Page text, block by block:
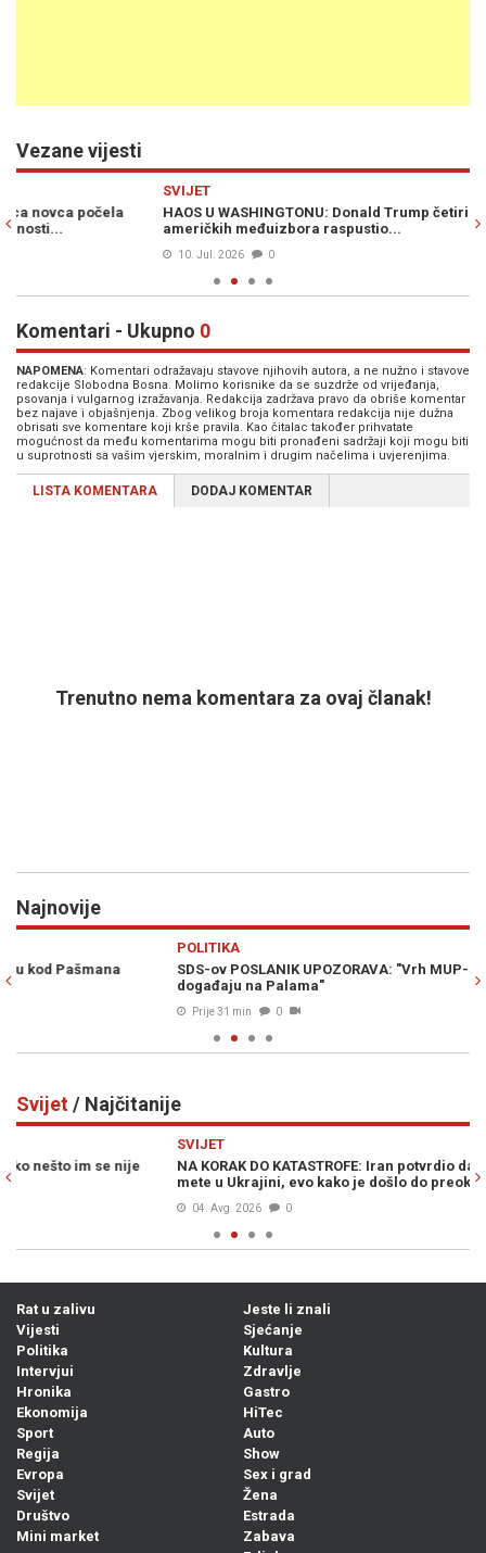
Vezane vijesti
HAOS U WASHINGTONU: Donald Trump četiri mjeseca prije
američkih međuizbora raspustio...
Komentari - Ukupno 0
NAPOMENA: Komentari odražavaju stavove njihovih autora, a ne nužno i stavove
redakcije Slobodna Bosna. Molimo korisnike da se suzdrže od vrijeđanja,
psovanja i vulgarnog izražavanja. Redakcija zadržava pravo da obriše komentar
bez najave i objašnjenja. Zbog velikog broja komentara redakcija nije dužna
obrisati sve komentare koji krše pravila. Kao čitalac također prihvatate
mogućnost da među komentarima mogu biti pronađeni sadržaji koji mogu biti
u suprotnosti sa vašim vjerskim, moralnim i drugim načelima i uvjerenjima.
LISTA KOMENTARA DODAJ KOMENTAR
Trenutno nema komentara za ovaj članak!
Najnovije
SDS-ov POSLANIK UPOZORAVA: "Vrh MUP-a RS-a lagao o
Svijet/ Najčitanije
NA KORAK DO KATASTROFE: Iran potvrdio da je imao spremne
mete u Ukrajini, evo kako je došlo do preokreta u zadnji čas
Rat u zalivu
Vijesti
Politika
Intervjui
Hronika
Ekonomija
Sport
Regija
Evropa
Svijet
Društvo
Mini market
Jeste li znali
Sjećanje
Kultura
Zdravlje
Gastro
HiTec
Auto
Show
Sex i grad
Žena
Estrada
Zabava